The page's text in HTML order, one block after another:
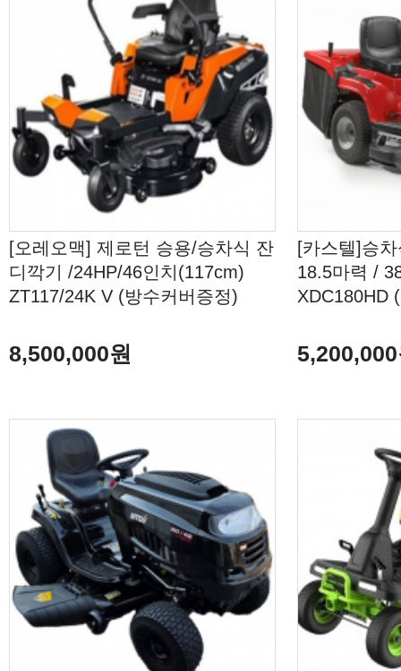
[오레오맥] 제로턴 승용/승차식 잔
디깍기 /24HP/46인치(117cm)
ZT117/24K V (방수커버증정)
8,500,000원
[카스텔]승
18.5마력 /
XDC180HD